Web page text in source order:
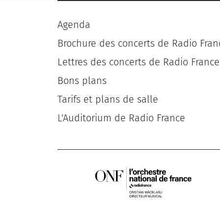
Agenda
Brochure des concerts de Radio
Lettres des concerts de Radio France
Bons plans
Tarifs et plans de salle
L'Auditorium de Radio France